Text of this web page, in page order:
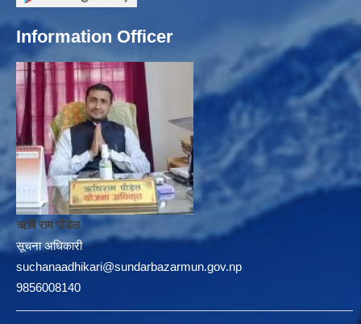
Information Officer
ऋषि राम पौडेल
सूचना अधिकारी
suchanaadhikari@sundarbazarmun.gov.np
9856008140